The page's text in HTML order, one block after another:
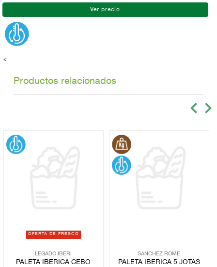
<
Productos relacionados
OFERTA DE FRESCO
LEGADO IBERI
PALETA IBERICA CEBO
SANCHEZ ROME
PALETA IBERICA 5 JOTAS